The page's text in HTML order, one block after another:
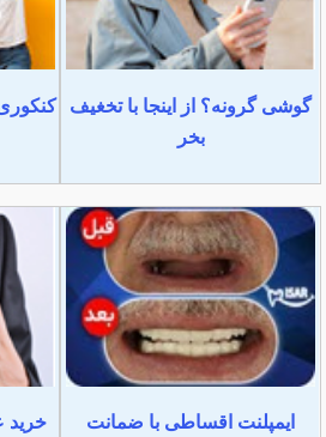
گوشی گرونه؟ از اینجا با تخغیف
بخر
ایمپلنت اقساطی با ضمانت
خرید